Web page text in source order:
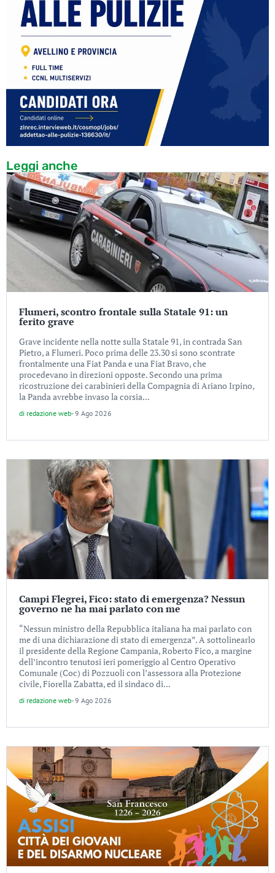
Leggi anche
Flumeri, scontro frontale sulla Statale 91: un
ferito grave
Grave incidente nella notte sulla Statale 91, in contrada San
Pietro, a Flumeri. Poco prima delle 23.30 si sono scontrate
frontalmente una Fiat Panda e una Fiat Bravo, che
procedevano in direzioni opposte. Secondo una prima
ricostruzione dei carabinieri della Compagnia di Ariano Irpino,
la Panda avrebbe invaso la corsia...
di redazione web-9 Ago 2026
Campi Flegrei, Fico: stato di emergenza? Nessun
governo ne ha mai parlato con me
“Nessun ministro della Repubblica italiana ha mai parlato con
me di una dichiarazione di stato di emergenza”. A sottolinearlo
il presidente della Regione Campania, Roberto Fico, a margine
dell’incontro tenutosi ieri pomeriggio al Centro Operativo
Comunale (Coc) di Pozzuoli con l’assessora alla Protezione
civile, Fiorella Zabatta, ed il sindaco di...
di redazione web-9 Ago 2026